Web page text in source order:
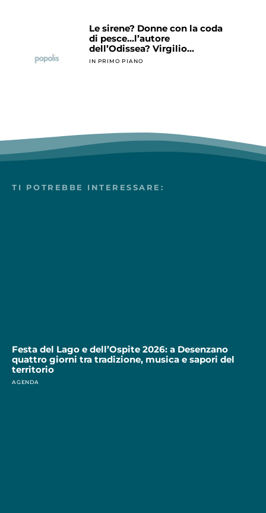
Le sirene? Donne con la coda
di pesce…l’autore
dell’Odissea? Virgilio…
IN PRIMO PIANO
TI POTREBBE INTERESSARE:
Festa del Lago e dell’Ospite 2026: a Desenzano
quattro giorni tra tradizione, musica e sapori del
territorio
AGENDA